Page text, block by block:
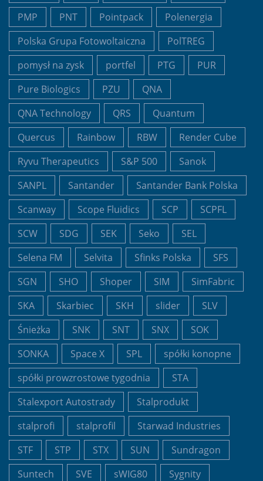
PMP
PNT Pointpack
Polenergia
Polska Grupa Fotowoltaiczna
PolTREG
pomysł na zysk
portfel PTG
PUR
Pure Biologics
PZU
QNA
QNA Technology
QRS
Quantum
Quercus
Rainbow RBW
Render Cube
Ryvu Therapeutics
S&P 500
Sanok
SANPL
Santander
Santander Bank Polska
Scanway
Scope Fluidics SCP
SCPFL
SCW
SDG SEK Seko
SEL
Selena FM
Selvita Sfinks Polska
SFS
SGN
SHO Shoper SIM
SimFabric
SKA
Skarbiec SKH slider
SLV
Śnieżka
SNK SNT SNX
SOK
SONKA
Space X SPL
spółki konopne
spółki prowzrostowe tygodnia
STA
Stalexport Autostrady
Stalprodukt
stalprofi
stalprofil
Starwad Industries
STF
STP STX SUN
Sundragon
Suntech
SVE sWIG80
Sygnity